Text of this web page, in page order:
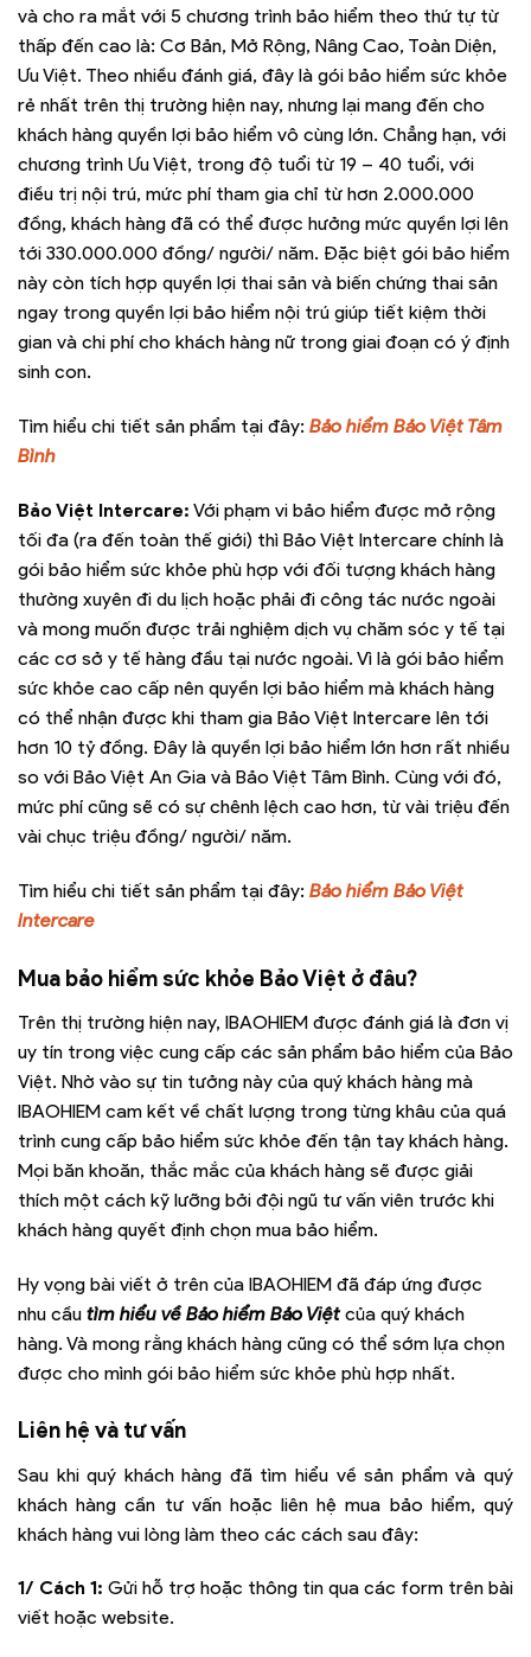
và cho ra mắt với 5 chương trình bảo hiểm theo thứ tự từ
thấp đến cao là: Cơ Bản, Mở Rộng, Nâng Cao, Toàn Diện,
Ưu Việt. Theo nhiều đánh giá, đây là gói bảo hiểm sức khỏe
rẻ nhất trên thị trường hiện nay, nhưng lại mang đến cho
khách hàng quyền lợi bảo hiểm vô cùng lớn. Chẳng hạn, với
chương trình Ưu Việt, trong độ tuổi từ 19 – 40 tuổi, với
điều trị nội trú, mức phí tham gia chỉ từ hơn 2.000.000
đồng, khách hàng đã có thể được hưởng mức quyền lợi lên
tới 330.000.000 đồng/ người/ năm. Đặc biệt gói bảo hiểm
này còn tích hợp quyền lợi thai sản và biến chứng thai sản
ngay trong quyền lợi bảo hiểm nội trú giúp tiết kiệm thời
gian và chi phí cho khách hàng nữ trong giai đoạn có ý định
sinh con.
Tìm hiểu chi tiết sản phẩm tại đây: Bảo hiểm Bảo Việt Tâm
Bình
Bảo Việt Intercare: Với phạm vi bảo hiểm được mở rộng
tối đa (ra đến toàn thế giới) thì Bảo Việt Intercare chính là
gói bảo hiểm sức khỏe phù hợp với đối tượng khách hàng
thường xuyên đi du lịch hoặc phải đi công tác nước ngoài
và mong muốn được trải nghiệm dịch vụ chăm sóc y tế tại
các cơ sở y tế hàng đầu tại nước ngoài. Vì là gói bảo hiểm
sức khỏe cao cấp nên quyền lợi bảo hiểm mà khách hàng
có thể nhận được khi tham gia Bảo Việt Intercare lên tới
hơn 10 tỷ đồng. Đây là quyền lợi bảo hiểm lớn hơn rất nhiều
so với Bảo Việt An Gia và Bảo Việt Tâm Bình. Cùng với đó,
mức phí cũng sẽ có sự chênh lệch cao hơn, từ vài triệu đến
vài chục triệu đồng/ người/ năm.
Tìm hiểu chi tiết sản phẩm tại đây: Bảo hiểm Bảo Việt
Intercare
Mua bảo hiểm sức khỏe Bảo Việt ở đâu?
Trên thị trường hiện nay, IBAOHIEM được đánh giá là đơn vị
uy tín trong việc cung cấp các sản phẩm bảo hiểm của Bảo
Việt. Nhờ vào sự tin tưởng này của quý khách hàng mà
IBAOHIEM cam kết về chất lượng trong từng khâu của quá
trình cung cấp bảo hiểm sức khỏe đến tận tay khách hàng.
Mọi băn khoăn, thắc mắc của khách hàng sẽ được giải
thích một cách kỹ lưỡng bởi đội ngũ tư vấn viên trước khi
khách hàng quyết định chọn mua bảo hiểm.
Hy vọng bài viết ở trên của IBAOHIEM đã đáp ứng được
nhu cầu tìm hiểu về Bảo hiểm Bảo Việtcủa quý khách
hàng. Và mong rằng khách hàng cũng có thể sớm lựa chọn
được cho mình gói bảo hiểm sức khỏe phù hợp nhất.
Liên hệ và tư vấn
Sau khi quý khách hàng đã tìm hiểu về sản phẩm và quý
khách hàng cần tư vấn hoặc liên hệ mua bảo hiểm, quý
khách hàng vui lòng làm theo các cách sau đây:
1/ Cách 1: Gửi hỗ trợ hoặc thông tin qua các form trên bài
viết hoặc website.